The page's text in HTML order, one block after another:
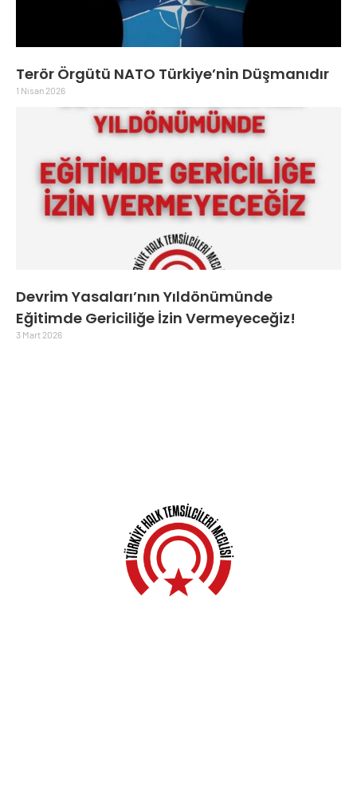
Terör Örgütü NATO Türkiye’nin Düşmanıdır
1 Nisan 2026
Devrim Yasaları’nın Yıldönümünde
Eğitimde Gericiliğe İzin Vermeyeceğiz!
3 Mart 2026